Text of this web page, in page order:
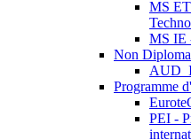
MS
MS IE
Non
Programme
PEI -